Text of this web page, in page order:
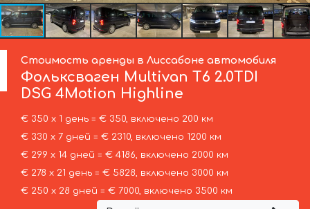
Стоимость аренды в Лиссабоне автомобиля
Фольксваген Multivan T6 2.0TDI
DSG 4Motion Highline
€ 350 х 1 день = € 350, включено 200 км
€ 330 х 7 дней = € 2310, включено 1200 км
€ 299 х 14 дней = € 4186, включено 2000 км
€ 278 х 21 день = € 5828, включено 3000 км
€ 250 х 28 дней = € 7000, включено 3500 км